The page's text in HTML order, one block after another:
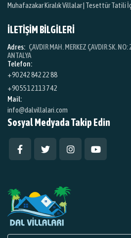
Muhafazakar Kiralık Villalar | Tesettür Tatili
İLETİŞİM BİLGİLERİ
Adres: ÇAVDIR MAH. MERKEZ ÇAVDIR SK.
ANTALYA
Telefon:
+90 242 842 22 88
+90 551 211 37 42
Mail:
info@dalvillalari.com
Sosyal Medyada Takip Edin